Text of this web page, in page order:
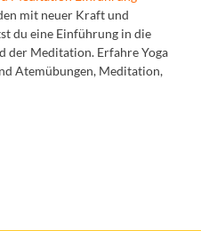
mit neuer Kraft und
du eine Einführung in die
der Meditation. Erfahre Yoga
Atemübungen, Meditation,